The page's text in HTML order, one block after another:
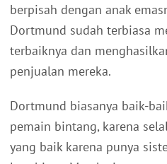
berpisah dengan anak
Dortmund sudah terbiasa
terbaiknya dan
penjualan mereka.
Dortmund biasanya baik-
pemain bintang, karena
yang baik karena punya